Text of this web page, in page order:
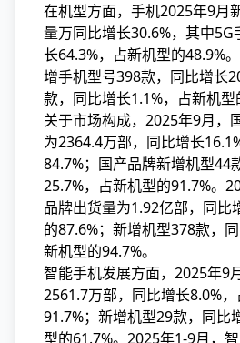
在机型方面，手机2025年9月
量万同比增长30.6%，其中
长64.3%，占新机型的48.9%
增手机型号398款，同比增长
款，同比增长1.1%，占新机型
关于市场构成，2025年9月，
为2364.4万部，同比增长
84.7%；国产品牌新增机型44
25.7%，占新机型的91.7%。
品牌出货量为1.92亿部，同比
的87.6%；新增机型378款，
新机型的94.7%。
智能手机发展方面，2025年9
2561.7万部，同比增长8.0%
91.7%；新增机型29款，同比
型的61.7%。2025年1-9月，